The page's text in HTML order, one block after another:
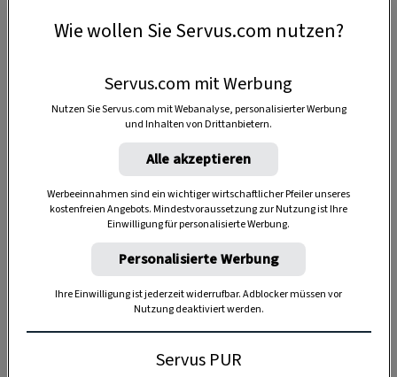
Wie wollen Sie Servus.com nutzen?
Servus.com mit Werbung
Nutzen Sie Servus.com mit Webanalyse, personalisierter Werbung
und Inhalten von Drittanbietern.
Alle akzeptieren
Werbeeinnahmen sind ein wichtiger wirtschaftlicher Pfeiler unseres
kostenfreien Angebots. Mindestvoraussetzung zur Nutzung ist Ihre
Einwilligung für personalisierte Werbung.
Personalisierte Werbung
Ihre Einwilligung ist jederzeit widerrufbar. Adblocker müssen vor
Nutzung deaktiviert werden.
Servus PUR